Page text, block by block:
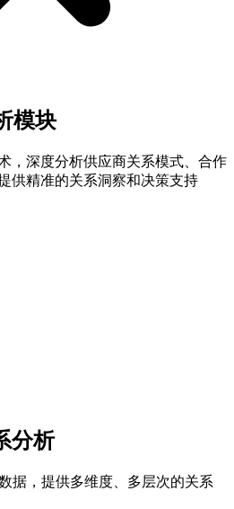
模块
，深度分析供应商关系模式、合作
供精准的关系洞察和决策支持
分析
据，提供多维度、多层次的关系